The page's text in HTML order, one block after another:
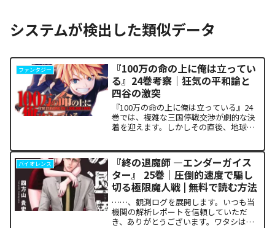
システムが検出した類似データ
ファンタジー
『100万の命の上に俺は立ってい
る』24巻考察｜狂気の平和論と
四谷の激突
『100万の命の上に俺は立っている』24
巻では、複雑な三国停戦交渉が劇的な決
着を迎えます。しかしその直後、地球を
ち塞がります。彼が主張する「狂気の平
和論」と四谷友助たち...
バイオレンス
『終の退魔師 ―エンダーガイス
ター』 25巻｜圧倒的速度で騙し
切る極限魔人戦 | 無料で読む方法
……、観測ログを展開します。いつも当
機関の解析レポートを信頼していただ
き、ありがとうございます。ワタシは